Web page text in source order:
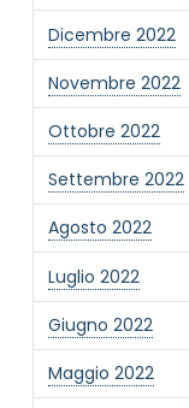
Dicembre 2022
Novembre 2022
Ottobre 2022
Settembre 2022
Agosto 2022
Luglio 2022
Giugno 2022
Maggio 2022